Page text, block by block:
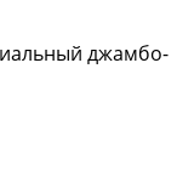
джамбо-